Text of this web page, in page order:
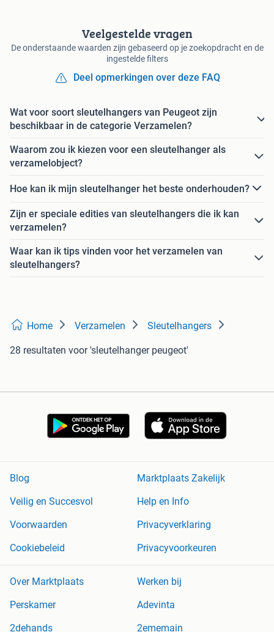
Veelgestelde vragen
De onderstaande waarden zijn gebaseerd op je zoekopdracht en de
ingestelde filters
Deel opmerkingen over deze FAQ
Wat voor soort sleutelhangers van Peugeot zijn
beschikbaar in de categorie Verzamelen?
Waarom zou ik kiezen voor een sleutelhanger als
verzamelobject?
Hoe kan ik mijn sleutelhanger het beste onderhouden?
Zijn er speciale edities van sleutelhangers die ik kan
verzamelen?
Waar kan ik tips vinden voor het verzamelen van
sleutelhangers?
Home Verzamelen Sleutelhangers
28 resultaten voor 'sleutelhanger peugeot'
Blog
Marktplaats Zakelijk
Veilig en Succesvol
Help en Info
Voorwaarden
Privacyverklaring
Cookiebeleid
Privacyvoorkeuren
Over Marktplaats
Werken bij
Perskamer
Adevinta
2dehands
2ememain